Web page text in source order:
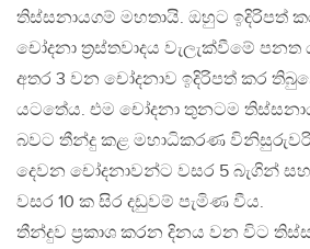
තිස්සනායගම් මහතායි. ඔහුට ඉදිරිපත්
චෝදනා ත්‍රස්තවාදය වැලැක්වීමේ
අතර 3 වන චෝදනාව ඉදිරිපත් කර
යටතේය. එම චෝදනා තුනටම
බවට තීන්දු කළ මහාධිකරණ
දෙවන චෝදනාවන්ට වසර 5 බැගින්
වසර 10 ක සිර දඩුවම් පැමිණ වීය.
තීන්දුව ප්‍රකාශ කරන දිනය වන විට